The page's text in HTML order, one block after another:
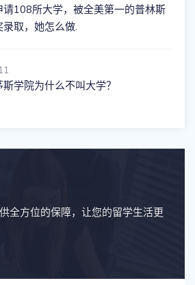
请108所大学，被全美第一的普林斯
录取，她怎么做.
学院为什么不叫大学？
全方位的保障，让您的留学生活更